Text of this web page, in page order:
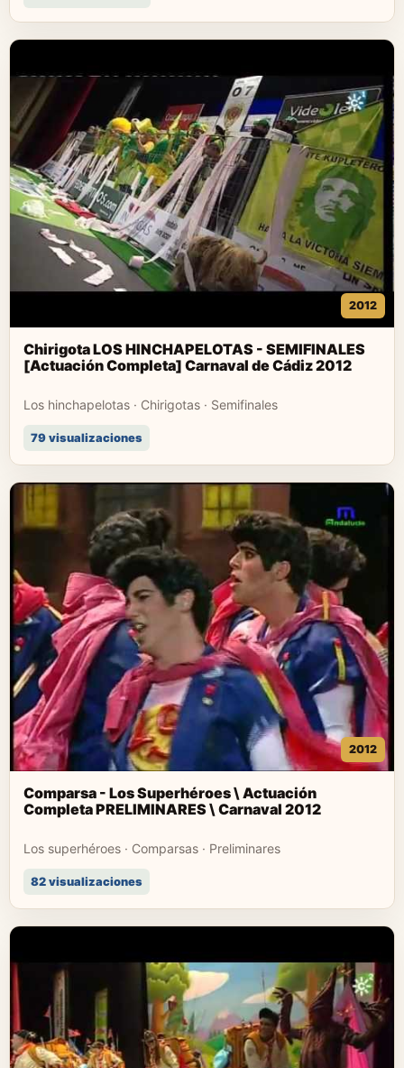
2012
Chirigota LOS HINCHAPELOTAS - SEMIFINALES
[Actuación Completa] Carnaval de Cádiz 2012
Los hinchapelotas · Chirigotas · Semifinales
79 visualizaciones
2012
Comparsa - Los Superhéroes \ Actuación
Completa PRELIMINARES \ Carnaval 2012
Los superhéroes · Comparsas · Preliminares
82 visualizaciones